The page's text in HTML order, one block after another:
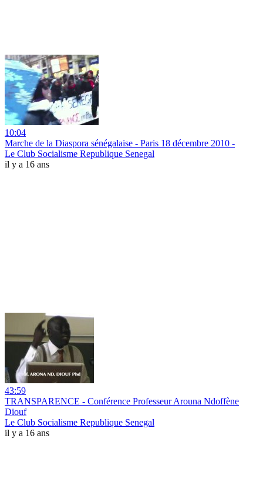
10:04
Marche de la Diaspora sénégalaise - Paris 18 décembre 2010 -
Le Club Socialisme Republique Senegal
il y a 16 ans
43:59
TRANSPARENCE - Conférence Professeur Arouna Ndoffène
Diouf
Le Club Socialisme Republique Senegal
il y a 16 ans